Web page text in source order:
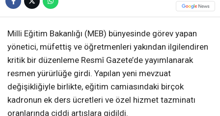
Milli Eğitim Bakanlığı (MEB) bünyesinde görev yapan
yönetici, müfettiş ve öğretmenleri yakından ilgilendiren
kritik bir düzenleme Resmî Gazete’de yayımlanarak
resmen yürürlüğe girdi. Yapılan yeni mevzuat
değişikliğiyle birlikte, eğitim camiasındaki birçok
kadronun ek ders ücretleri ve özel hizmet tazminatı
oranlarında ciddi artışlara gidildi.